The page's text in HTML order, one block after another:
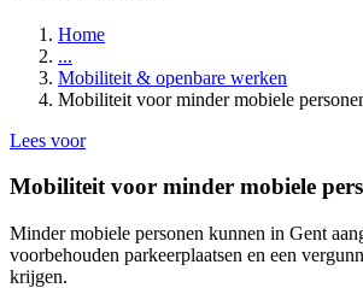
Home
...
Mobiliteit & openbare werken
Mobiliteit voor minder mobiele
Lees voor
Mobiliteit voor minder mobiele
Minder mobiele personen kunnen in Gent
voorbehouden parkeerplaatsen en een
krijgen.